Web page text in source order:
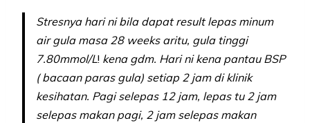
Stresnya hari ni bila dapat result lepas minum
air gula masa 28 weeks aritu, gula tinggi
7.80mmol/L! kena gdm. Hari ni kena pantau BSP
( bacaan paras gula) setiap 2 jam di klinik
kesihatan. Pagi selepas 12 jam, lepas tu 2 jam
selepas makan pagi, 2 jam selepas makan